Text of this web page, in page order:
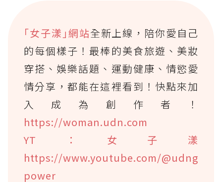
｢女子漾｣網站全新上線，陪你愛自己
的每個樣子！最棒的美食旅遊、美妝
穿搭、娛樂話題、運動健康、情慾愛
情分享，都能在這裡看到！快點來加
入成為創作者！
https://woman.udn.com
YT：女子漾
https://www.youtube.com/@udng
power